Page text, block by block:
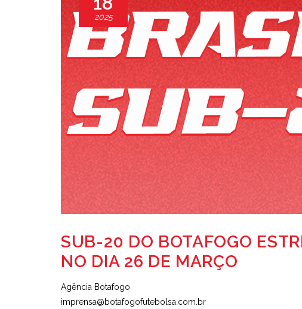
2025
SUB-20 DO BOTAFOGO
NO DIA 26 DE MARÇO
Agência Botafogo
imprensa@botafogofutebolsa.com.br